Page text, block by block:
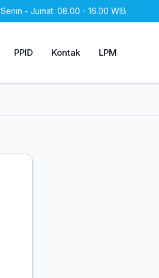
Senin - Jumat: 08.00 - 16.00 WIB
PPID Kontak LPM